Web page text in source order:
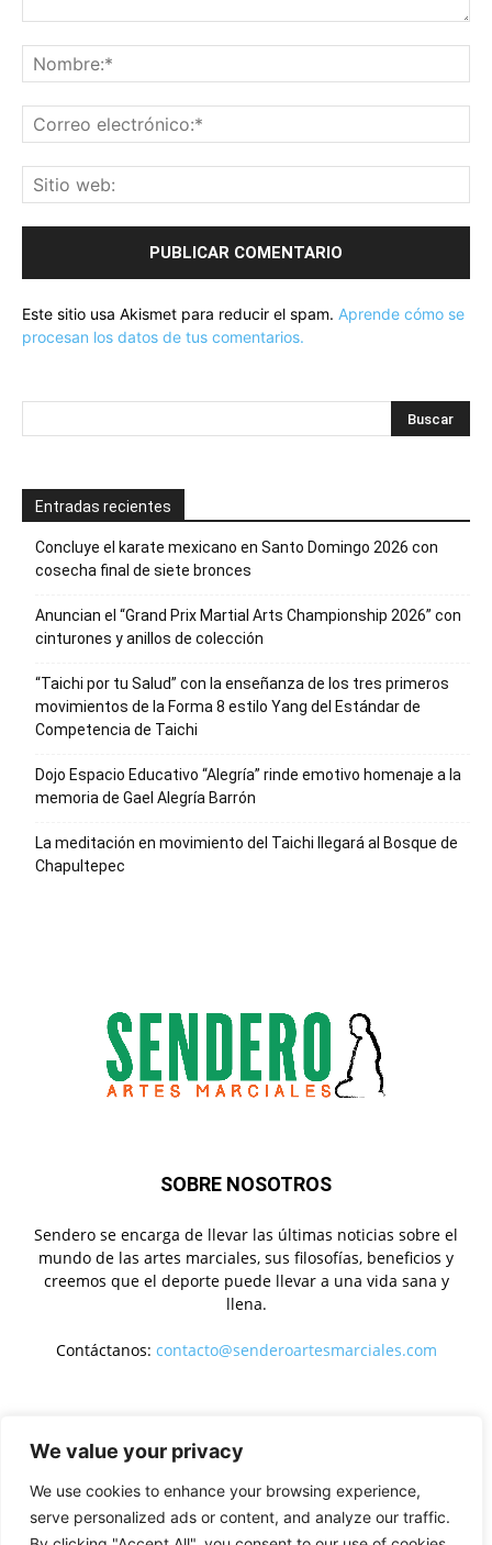
We value your privacy
We use cookies to enhance your browsing experience,
serve personalized ads or content, and analyze our traffic.
Este sitio usa Akismet para reducir el spam. Aprende cómo se
procesan los datos de tus comentarios.
Entradas recientes
Concluye el karate mexicano en Santo Domingo 2026 con
cosecha final de siete bronces
Anuncian el “Grand Prix Martial Arts Championship 2026” con
cinturones y anillos de colección
“Taichi por tu Salud” con la enseñanza de los tres primeros
movimientos de la Forma 8 estilo Yang del Estándar de
Competencia de Taichi
Dojo Espacio Educativo “Alegría” rinde emotivo homenaje a la
memoria de Gael Alegría Barrón
La meditación en movimiento del Taichi llegará al Bosque de
Chapultepec
SOBRE NOSOTROS
Sendero se encarga de llevar las últimas noticias sobre el
mundo de las artes marciales, sus filosofías, beneficios y
creemos que el deporte puede llevar a una vida sana y
llena.
Contáctanos: contacto@senderoartesmarciales.com